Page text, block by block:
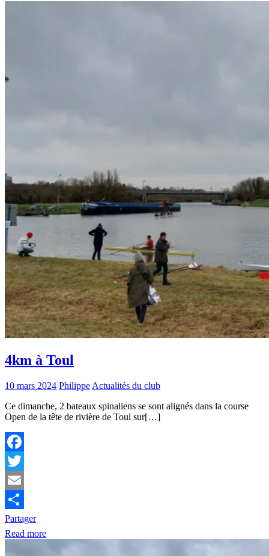
4km à Toul
10 mars 2024 Philippe Actualités du club
Ce dimanche, 2 bateaux spinaliens se sont alignés dans la course
Open de la tête de rivière de Toul sur[…]
Facebook
Twitter
Email
Partager
Read more